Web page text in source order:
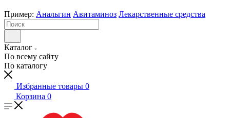
Пример: Анальгин Авитаминоз Лекарственные средства
Каталог
По всему сайту
По каталогу
Избранные товары 0
Корзина 0